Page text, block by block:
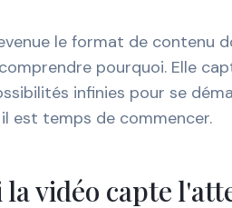
le format de contenu
pourquoi. Elle
infinies pour se
est temps de commencer.
la vidéo capte